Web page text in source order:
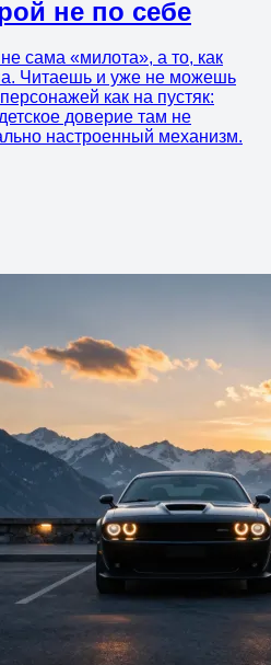
не по себе
сама «милота», а то, как
Читаешь и уже не можешь
как на пустяк:
доверие там не
настроенный механизм.